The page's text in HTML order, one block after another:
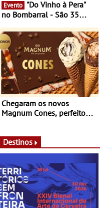
Evento
no Bombarral - São 35
prova e seis dias de
experiências
Chegaram os novos
Magnum Cones, perfeitos
Destinos